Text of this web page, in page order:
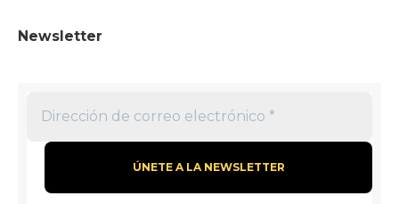
Newsletter